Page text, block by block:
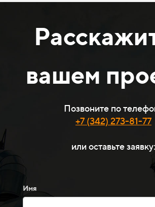
вашем
Позвоните по
+7 (342) 273-81-77
или оставьте заявку:
Имя